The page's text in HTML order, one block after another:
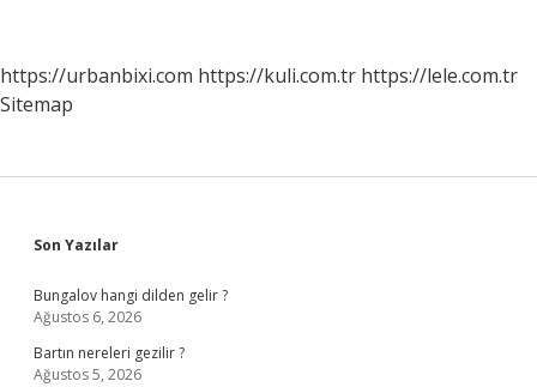
https://urbanbixi.com https://kuli.com.tr https://lele.com.tr
Sitemap
Sidebar
Son Yazılar
Bungalov hangi dilden gelir ?
Ağustos 6, 2026
Bartın nereleri gezilir ?
Ağustos 5, 2026